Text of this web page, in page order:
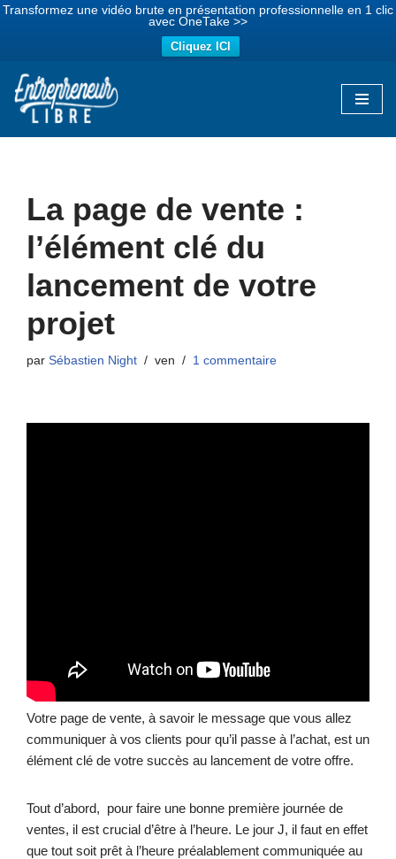
Transformez une vidéo brute en présentation professionnelle en 1 clic
avec OneTake >>
Cliquez ICI
Aller
La page de vente :
l’élément clé du
lancement de votre
projet
par Sébastien Night ven 1 commentaire
Votre page de vente, à savoir le message que vous allez
communiquer à vos clients pour qu’il passe à l’achat, est un
élément clé de votre succès au lancement de votre offre.
Tout d’abord, pour faire une bonne première journée de
ventes, il est crucial d’être à l’heure. Le jour J, il faut en effet
que tout soit prêt à l’heure préalablement communiquée au